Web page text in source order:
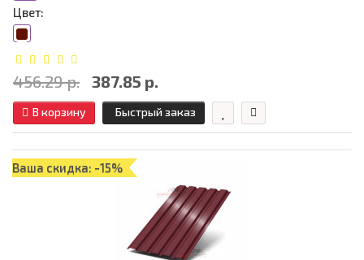
Цвет:
456.29 р. 387.85 р.
В корзину Быстрый заказ
Ваша скидка: -15%